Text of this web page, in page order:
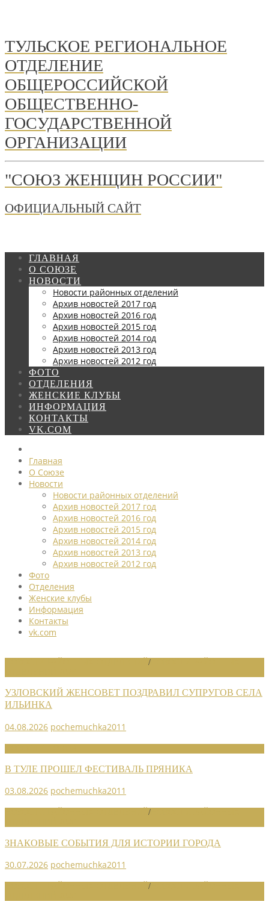
ТУЛЬСКОЕ РЕГИОНАЛЬНОЕ
ОТДЕЛЕНИЕ
ОБЩЕРОССИЙСКОЙ
ОБЩЕСТВЕННО-
ГОСУДАРСТВЕННОЙ
ОРГАНИЗАЦИИ
"СОЮЗ ЖЕНЩИН РОССИИ"
ОФИЦИАЛЬНЫЙ САЙТ
ГЛАВНАЯ
О СОЮЗЕ
НОВОСТИ
Новости районных отделений
Архив новостей 2017 год
Архив новостей 2016 год
Архив новостей 2015 год
Архив новостей 2014 год
Архив новостей 2013 год
Архив новостей 2012 год
ФОТО
ОТДЕЛЕНИЯ
ЖЕНСКИЕ КЛУБЫ
ИНФОРМАЦИЯ
КОНТАКТЫ
VK.COM
Главная
О Союзе
Новости
Новости районных отделений
Архив новостей 2017 год
Архив новостей 2016 год
Архив новостей 2015 год
Архив новостей 2014 год
Архив новостей 2013 год
Архив новостей 2012 год
Фото
Отделения
Женские клубы
Информация
Контакты
vk.com
/
УЗЛОВСКИЙ ЖЕНСОВЕТ ПОЗДРАВИЛ СУПРУГОВ СЕЛА
ИЛЬИНКА
04.08.2026 pochemuchka2011
В ТУЛЕ ПРОШЕЛ ФЕСТИВАЛЬ ПРЯНИКА
03.08.2026 pochemuchka2011
/
ЗНАКОВЫЕ СОБЫТИЯ ДЛЯ ИСТОРИИ ГОРОДА
30.07.2026 pochemuchka2011
/